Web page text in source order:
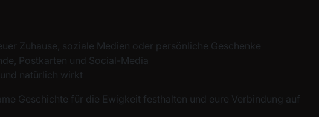
Zuhause, soziale Medien oder persönliche Geschenke
Postkarten und Social-Media
natürlich wirkt
Geschichte für die Ewigkeit festhalten und eure Verbindung auf